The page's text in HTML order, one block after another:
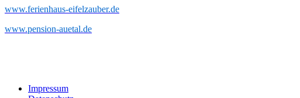
www.ferienhaus-eifelzauber.de
www.pension-auetal.de
Impressum